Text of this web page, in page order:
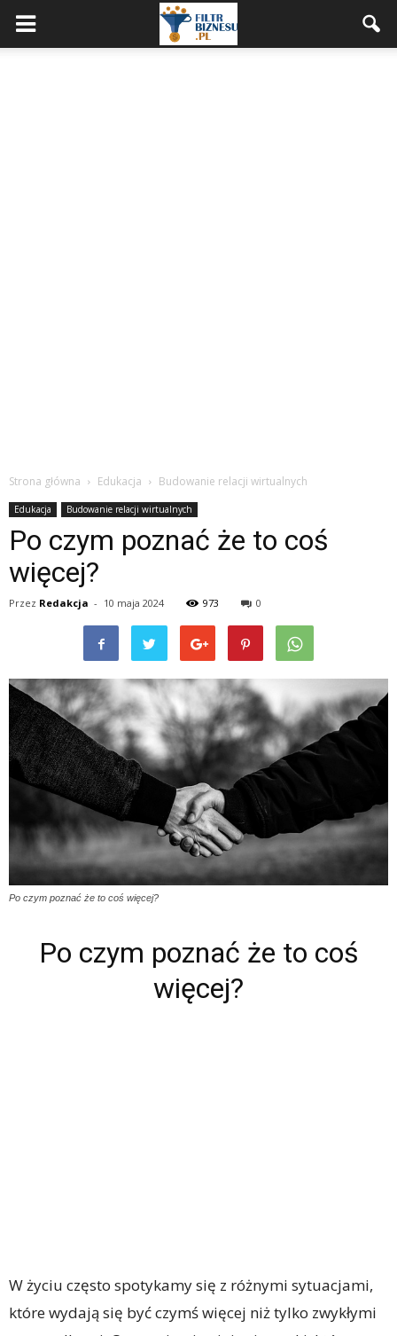
Strona główna Edukacja Budowanie relacji wirtualnych
Edukacja Budowanie relacji wirtualnych
Po czym poznać że to coś
więcej?
Przez Redakcja - 10 maja 2024 973 0
Po czym poznać że to coś więcej?
Po czym poznać że to coś
więcej?
W życiu często spotykamy się z różnymi sytuacjami,
które wydają się być czymś więcej niż tylko zwykłymi